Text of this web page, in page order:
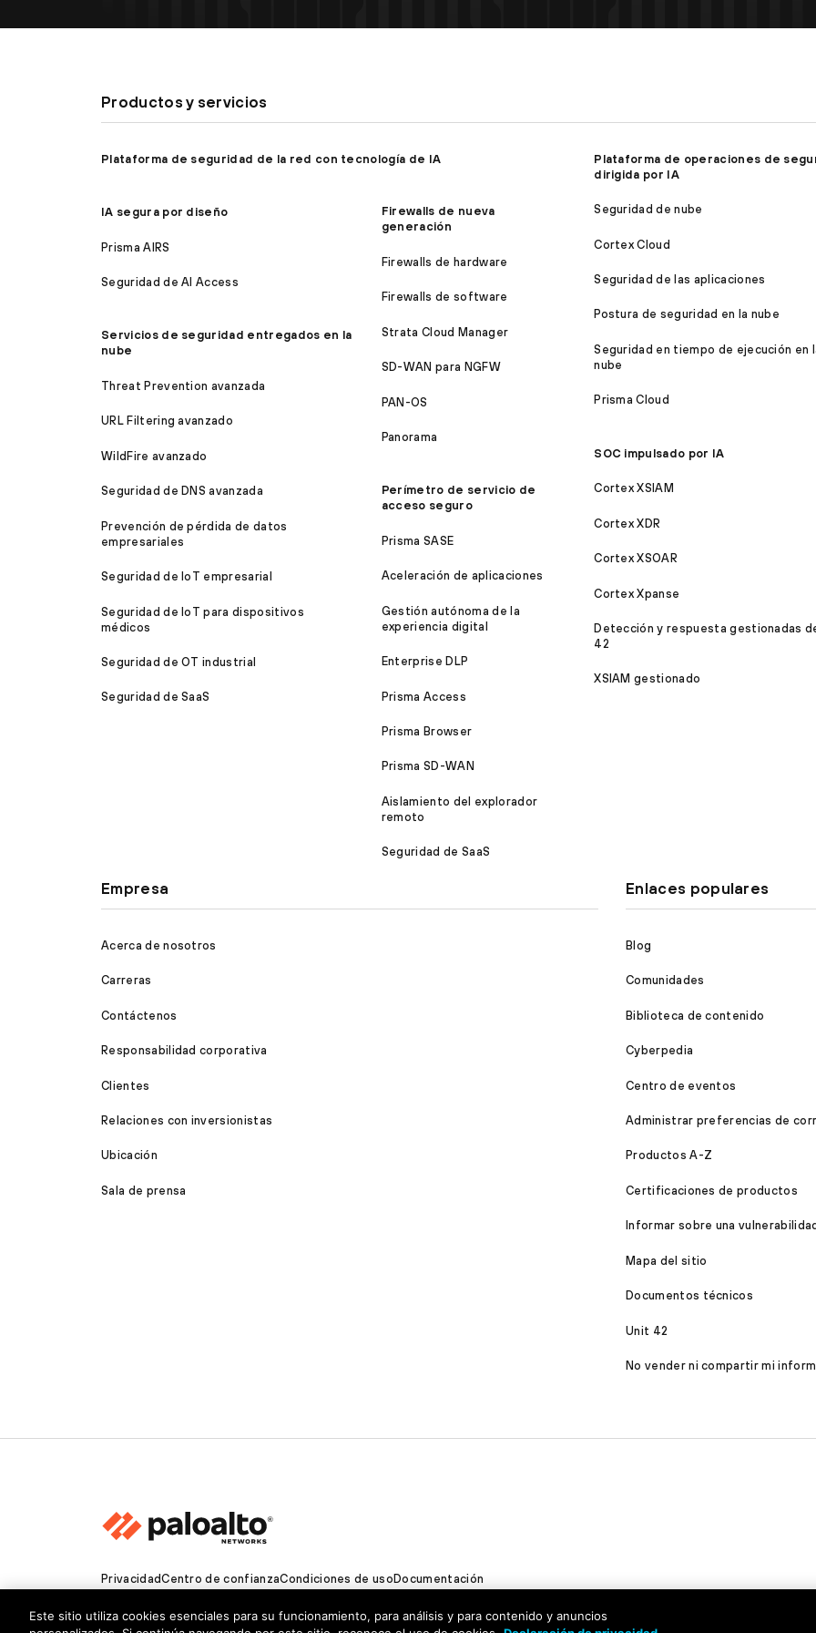
Productos y servicios
Plataforma de seguridad de la red con tecnología de IA
IA segura por diseño
Prisma AIRS
Seguridad de AI Access
Servicios de seguridad entregados en la
nube
Threat Prevention avanzada
URL Filtering avanzado
WildFire avanzado
Seguridad de DNS avanzada
Prevención de pérdida de datos
empresariales
Seguridad de IoT empresarial
Seguridad de IoT para dispositivos
médicos
Seguridad de OT industrial
Seguridad de SaaS
Firewalls de nueva
generación
Firewalls de hardware
Firewalls de software
Strata Cloud Manager
SD-WAN para NGFW
PAN-OS
Panorama
Perímetro de servicio de
acceso seguro
Prisma SASE
Aceleración de aplicaciones
Gestión autónoma de la
experiencia digital
Enterprise DLP
Prisma Access
Prisma Browser
Prisma SD-WAN
Aislamiento del explorador
remoto
Seguridad de SaaS
Plataforma de operaciones de
dirigida por IA
Seguridad de nube
Cortex Cloud
Seguridad de las aplicaciones
Postura de seguridad en la nube
Seguridad en tiempo de ejecución en
nube
Prisma Cloud
SOC impulsado por IA
Cortex XSIAM
Cortex XDR
Cortex XSOAR
Cortex Xpanse
Detección y respuesta gestionadas
42
XSIAM gestionado
Empresa
Acerca de nosotros
Carreras
Contáctenos
Responsabilidad corporativa
Clientes
Relaciones con inversionistas
Ubicación
Sala de prensa
Enlaces populares
Blog
Comunidades
Biblioteca de contenido
Cyberpedia
Centro de eventos
Administrar preferencias de
Productos A-Z
Certificaciones de productos
Informar sobre una vulnerabilidad
Mapa del sitio
Documentos técnicos
Unit 42
No vender ni compartir mi
PrivacidadCentro de confianzaCondiciones de usoDocumentación
Copyright © 2026 Palo Alto Networks. Todos los derechos reservados
Este sitio utiliza cookies esenciales para su funcionamiento, para análisis y para contenido y anuncios